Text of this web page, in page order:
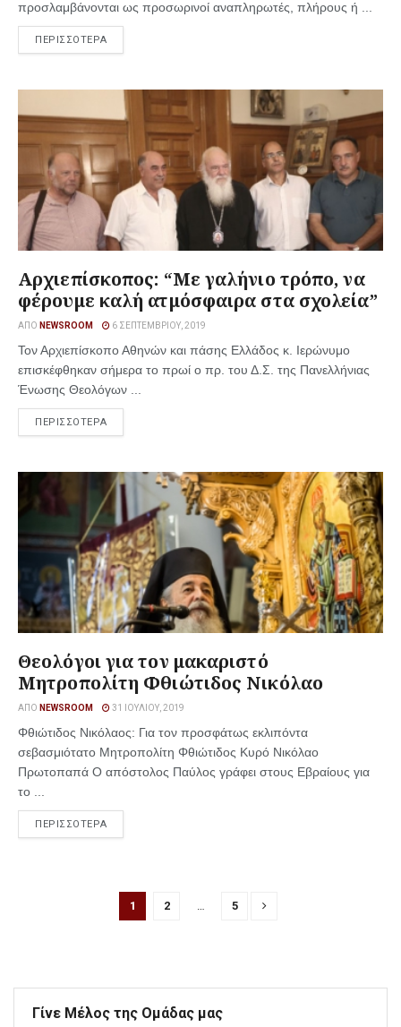
προσλαμβάνονται ως προσωρινοί αναπληρωτές, πλήρους ή ...
ΠΕΡΙΣΣΟΤΕΡΑ
Αρχιεπίσκοπος: “Με γαλήνιο τρόπο, να
φέρουμε καλή ατμόσφαιρα στα σχολεία”
ΑΠΌ NEWSROOM 6 ΣΕΠΤΕΜΒΡΊΟΥ, 2019
Τον Αρχιεπίσκοπο Αθηνών και πάσης Ελλάδος κ. Ιερώνυμο
επισκέφθηκαν σήμερα το πρωί ο πρ. του Δ.Σ. της Πανελλήνιας
Ένωσης Θεολόγων ...
ΠΕΡΙΣΣΟΤΕΡΑ
Θεολόγοι για τον μακαριστό
Μητροπολίτη Φθιώτιδος Νικόλαο
ΑΠΌ NEWSROOM 31 ΙΟΥΛΊΟΥ, 2019
Φθιώτιδος Νικόλαος: Για τον προσφάτως εκλιπόντα
σεβασμιότατο Μητροπολίτη Φθιώτιδος Κυρό Νικόλαο
Πρωτοπαπά Ο απόστολος Παύλος γράφει στους Εβραίους για
το ...
ΠΕΡΙΣΣΟΤΕΡΑ
1 2 … 5
Γίνε Μέλος της Ομάδας μας